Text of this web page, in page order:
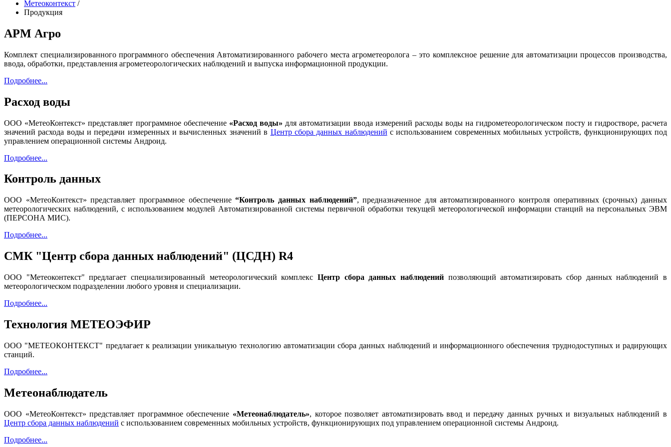
Метеоконтекст /
Продукция
АРМ Агро
Комплект специализированного программного обеспечения Автоматизированного рабочего места агрометеоролога – это комплексное решение для автоматизации процессов производства,
ввода, обработки, представления агрометеорологических наблюдений и выпуска информационной продукции.
Подробнее...
Расход воды
ООО «МетеоКонтекст» представляет программное обеспечение «Расход воды» для автоматизации ввода измерений расходы воды на гидрометеорологическом посту и гидростворе, расчета
значений расхода воды и передачи измеренных и вычисленных значений в Центр сбора данных наблюдений с использованием современных мобильных устройств, функционирующих под
управлением операционной системы Андроид.
Подробнее...
Контроль данных
ООО «МетеоКонтекст» представляет программное обеспечение“Контроль данных наблюдений”, предназначенное для автоматизированного контроля оперативных (срочных) данных
метеорологических наблюдений, с использованием модулей Автоматизированной системы первичной обработки текущей метеорологической информации станций на персональных ЭВМ
(ПЕРСОНА МИС).
Подробнее...
СМК "Центр сбора данных наблюдений" (ЦСДН) R4
ООО "Метеоконтекст" предлагает специализированный метеорологический комплекс Центр сбора данных наблюдений позволяющий автоматизировать сбор данных наблюдений в
метеорологическом подразделении любого уровня и специализации.
Подробнее...
Технология МЕТЕОЭФИР
ООО "МЕТЕОКОНТЕКСТ" предлагает к реализации уникальную технологию автоматизации сбора данных наблюдений и информационного обеспечения труднодоступных и радирующих
станций.
Подробнее...
Метеонаблюдатель
ООО «МетеоКонтекст» представляет программное обеспечение «Метеонаблюдатель», которое позволяет автоматизировать ввод и передачу данных ручных и визуальных наблюдений в
Центр сбора данных наблюдений с использованием современных мобильных устройств, функционирующих под управлением операционной системы Андроид.
Подробнее...